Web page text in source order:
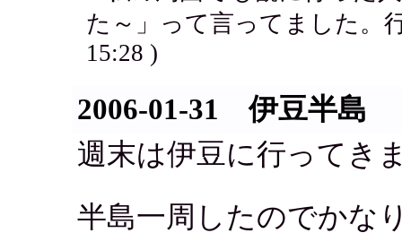
た～」って言ってました。
15:28 )
2006-01-31 伊豆半島
週末は伊豆に行ってき
半島一周したのでかな